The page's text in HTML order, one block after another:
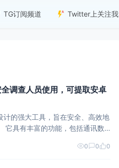
TG订阅频道 Twitter上关注我
调查人员使用，可提取安卓
计的强大工具，旨在安全、高效地
过WiFi连接设备。该工具采用先
0 0 0